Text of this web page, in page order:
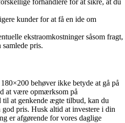
forhandlere for at sikre, at du
kunder for at få en ide om
ekstraomkostninger såsom fragt,
pris.
behøver ikke betyde at gå på
at være opmærksom på
at genkende ægte tilbud, kan du
pris. Husk altid at investere i din
er afgørende for vores daglige